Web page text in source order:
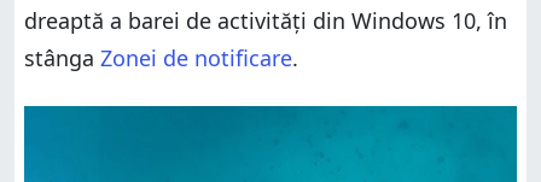
dreaptă a barei de activități din Windows 10, în
stânga Zonei de notificare.